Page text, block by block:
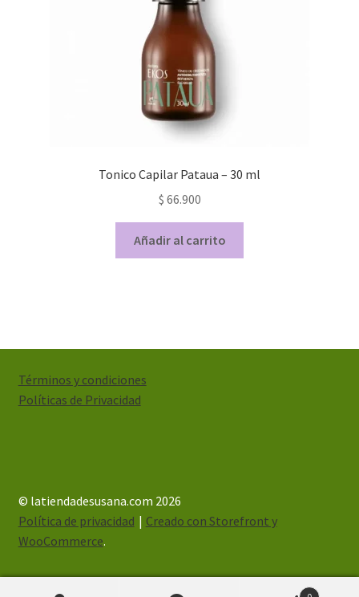
Tonico Capilar Pataua – 30 ml
$ 66.900
Añadir al carrito
Términos y condiciones
Políticas de Privacidad
© latiendadesusana.com 2026
Política de privacidad
Creado con Storefront y
WooCommerce.